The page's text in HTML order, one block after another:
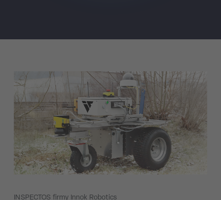
INSPECTOS firmy Innok Robotics